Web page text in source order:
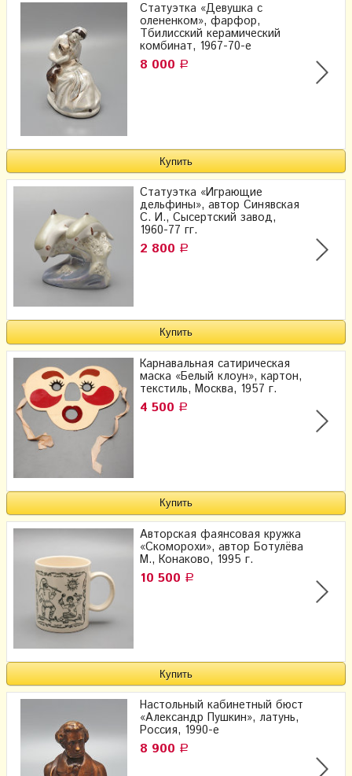
Статуэтка «Девушка с
олененком», фарфор,
Тбилисский керамический
комбинат, 1967-70-е
8 000 Р
Статуэтка «Играющие
дельфины», ​автор Синявская
С. И., Сысертский завод,
1960-77 гг.
2 800 Р
Карнавальная сатирическая
маска «Белый клоун», картон,
текстиль, Москва, 1957 г.
4 500 Р
Авторская фаянсовая кружка
«Скоморохи», автор Ботулёва
М., Конаково, 1995 г.
10 500 Р
Настольный кабинетный бюст
«Александр Пушкин», латунь,
Россия, 1990-е
8 900 Р